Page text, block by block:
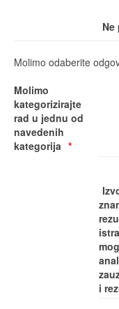
Molimo odaberite
Molimo
kategorizirajte
rad u jednu od
navedenih
kategorija
i